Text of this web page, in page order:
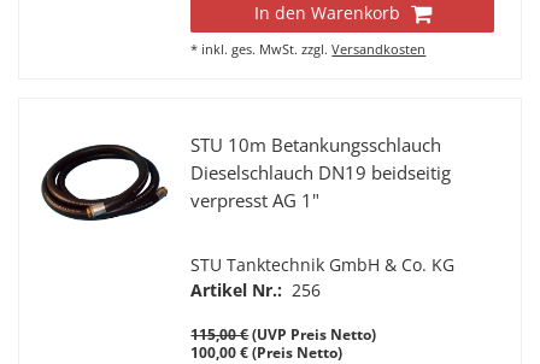
In den Warenkorb
* inkl. ges. MwSt. zzgl.Versandkosten
STU 10m Betankungsschlauch
Dieselschlauch DN19 beidseitig
verpresst AG 1"
STU Tanktechnik GmbH & Co. KG
Artikel Nr.: 256
115,00 €(UVP Preis Netto)
100,00 € (Preis Netto)